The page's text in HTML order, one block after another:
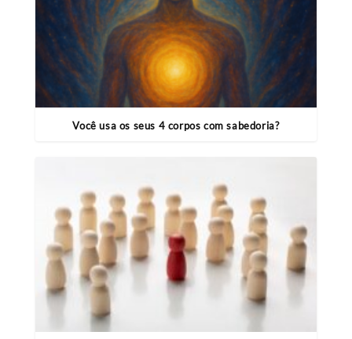
Você usa os seus 4 corpos com sabedoria?